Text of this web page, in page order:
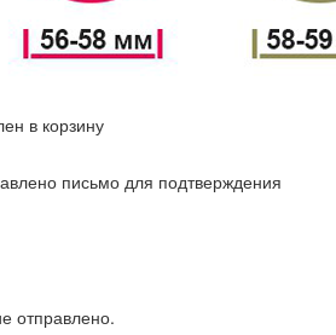
в корзину
письмо для подтверждения
отправлено.